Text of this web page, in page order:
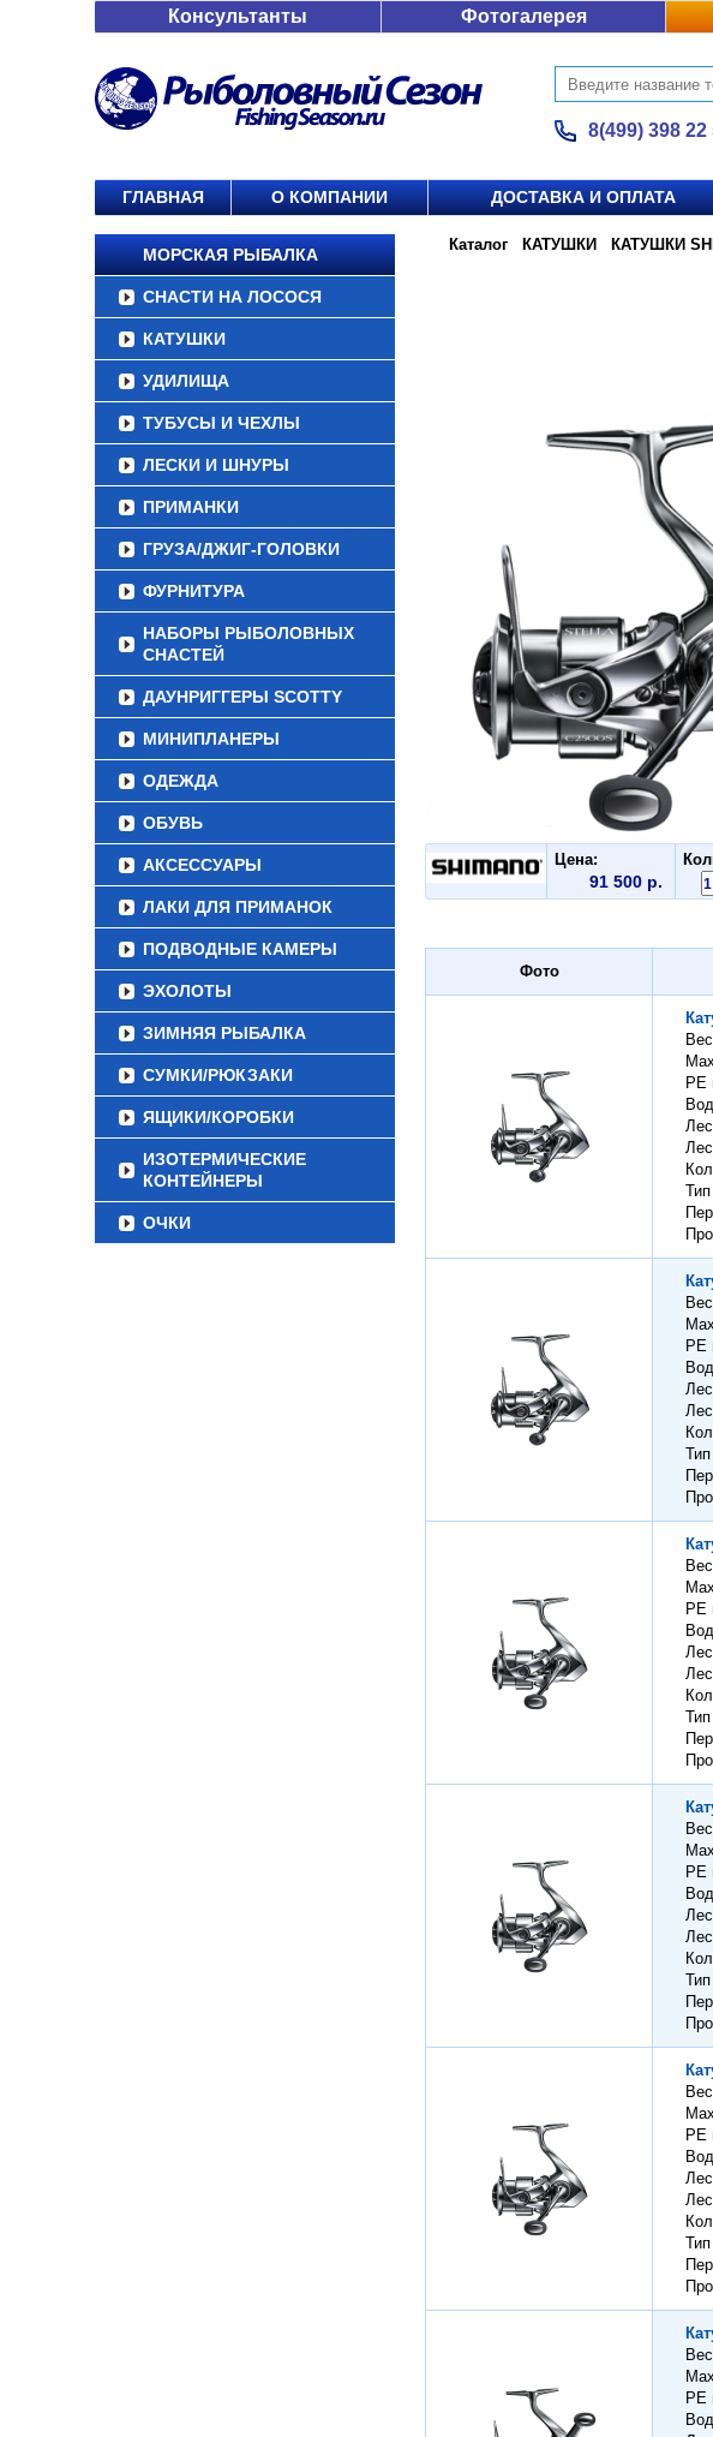
Консультанты Фотогалерея
8(499) 398 22
ГЛАВНАЯ О КОМПАНИИ ДОСТАВКА И ОПЛАТА
МОРСКАЯ РЫБАЛКА
СНАСТИ НА ЛОСОСЯ
КАТУШКИ
УДИЛИЩА
ТУБУСЫ И ЧЕХЛЫ
ЛЕСКИ И ШНУРЫ
ПРИМАНКИ
ГРУЗА/ДЖИГ-ГОЛОВКИ
ФУРНИТУРА
НАБОРЫ РЫБОЛОВНЫХ
СНАСТЕЙ
ДАУНРИГГЕРЫ SCOTTY
МИНИПЛАНЕРЫ
ОДЕЖДА
ОБУВЬ
АКСЕССУАРЫ
ЛАКИ ДЛЯ ПРИМАНОК
ПОДВОДНЫЕ КАМЕРЫ
ЭХОЛОТЫ
ЗИМНЯЯ РЫБАЛКА
СУМКИ/РЮКЗАКИ
ЯЩИКИ/КОРОБКИ
ИЗОТЕРМИЧЕСКИЕ
КОНТЕЙНЕРЫ
ОЧКИ
/
Каталог /
КАТУШКИ /
КАТУШКИ
Цена:
91 500 р.
Фото
Вес
PE
Вес
PE
Вес
PE
Вес
PE
Вес
PE
Вес
PE